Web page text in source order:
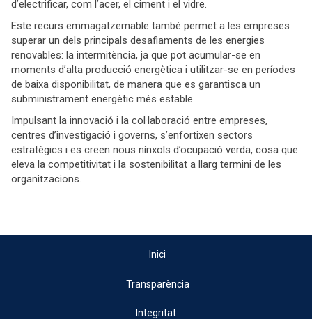
d’electrificar, com l’acer, el ciment i el vidre.
Este recurs emmagatzemable també permet a les empreses
superar un dels principals desafiaments de les energies
renovables: la intermitència, ja que pot acumular-se en
moments d’alta producció energètica i utilitzar-se en períodes
de baixa disponibilitat, de manera que es garantisca un
subministrament energètic més estable.
Impulsant la innovació i la col·laboració entre empreses,
centres d’investigació i governs, s’enfortixen sectors
estratègics i es creen nous nínxols d’ocupació verda, cosa que
eleva la competitivitat i la sostenibilitat a llarg termini de les
organitzacions.
Inici
Transparència
Integritat